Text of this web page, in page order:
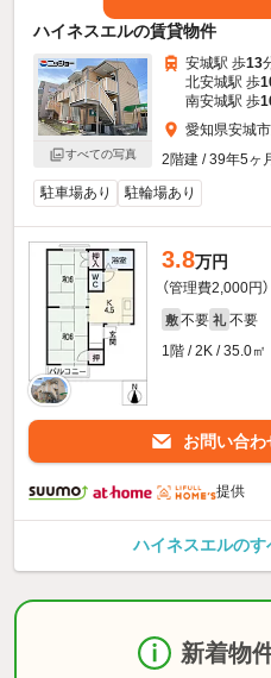
ハイネスエルの賃貸物件
すべての写真
安城駅 歩13
北安城駅 歩
南安城駅 歩
愛知県安城
2階建 / 39年5ヶ
駐車場あり
駐輪場あり
3.8万円
（管理費2,000円）
敷 不要 礼 不要
1階 / 2K / 35.0㎡
お問い合わ
提供
ハイネスエルの
新着物